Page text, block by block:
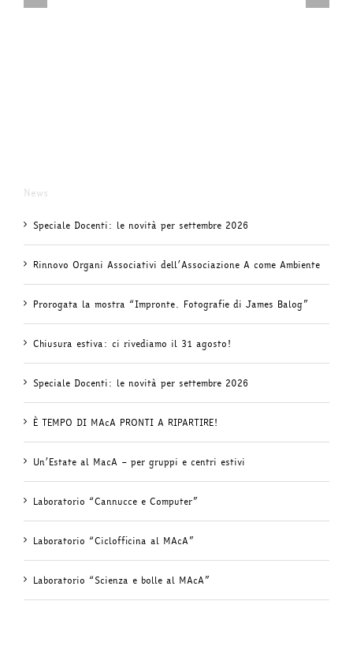
News
Speciale Docenti: le novità per settembre 2026
Rinnovo Organi Associativi dell’Associazione A come Ambiente
Prorogata la mostra “Impronte. Fotografie di James Balog”
Chiusura estiva: ci rivediamo il 31 agosto!
Speciale Docenti: le novità per settembre 2026
È TEMPO DI MAcA PRONTI A RIPARTIRE!
Un’Estate al MacA – per gruppi e centri estivi
Laboratorio “Cannucce e Computer”
Laboratorio “Ciclofficina al MAcA”
Laboratorio “Scienza e bolle al MAcA”